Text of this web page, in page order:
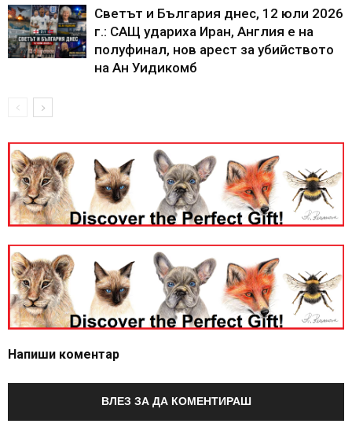
Светът и България днес, 12 юли 2026
г.: САЩ удариха Иран, Англия е на
полуфинал, нов арест за убийството
на Ан Уидикомб
Напиши коментар
ВЛЕЗ ЗА ДА КОМЕНТИРАШ